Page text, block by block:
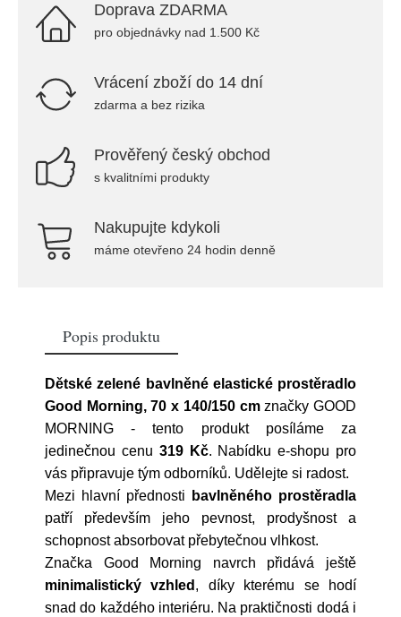
Doprava ZDARMA
pro objednávky nad 1.500 Kč
Vrácení zboží do 14 dní
zdarma a bez rizika
Prověřený český obchod
s kvalitními produkty
Nakupujte kdykoli
máme otevřeno 24 hodin denně
Popis produktu
Dětské zelené bavlněné elastické prostěradlo
Good Morning, 70 x 140/150 cmznačkyGOOD
MORNING - tento produkt posíláme za
jedinečnou cenu 319 Kč. Nabídku e-shopu pro
vás připravuje tým odborníků. Udělejte si radost.
Mezi hlavní přednosti
bavlněného prostěradla
patří především jeho pevnost, prodyšnost a
schopnost absorbovat přebytečnou vlhkost.
Značka Good Morning navrch přidává ještě
minimalistický vzhled , díky kterému se hodí
snad do každého interiéru. Na praktičnosti dodá i